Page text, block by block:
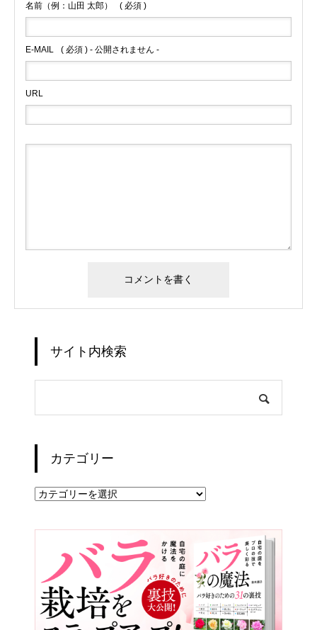
名前（例：山田 太郎） ( 必須 )
E-MAIL ( 必須 ) - 公開されません -
URL
サイト内検索
カテゴリー
カ
テ
ー